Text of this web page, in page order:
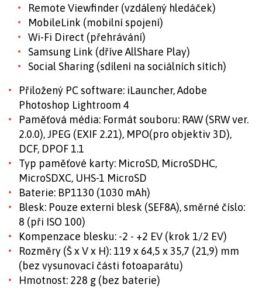
Remote Viewfinder (vzdálený hledáček)
MobileLink (mobilní spojení)
Wi-Fi Direct (přehrávání)
Samsung Link (dříve AllShare Play)
Social Sharing (sdílení na sociálních sítích)
Přiložený PC software: iLauncher, Adobe
Photoshop Lightroom 4
Paměťová média: Formát souboru: RAW (SRW ver.
2.0.0), JPEG (EXIF 2.21), MPO(pro objektiv 3D),
DCF, DPOF 1.1
Typ paměťové karty: MicroSD, MicroSDHC,
MicroSDXC, UHS-1 MicroSD
Baterie: BP1130 (1030 mAh)
Blesk: Pouze externí blesk (SEF8A), směrné číslo:
8 (při ISO 100)
Kompenzace blesku: -2 - +2 EV (krok 1/2 EV)
Rozměry (Š x V x H): 119 x 64,5 x 35,7 (21,9) mm
(bez vysunovací části fotoaparátu)
Hmotnost: 228 g (bez baterie)